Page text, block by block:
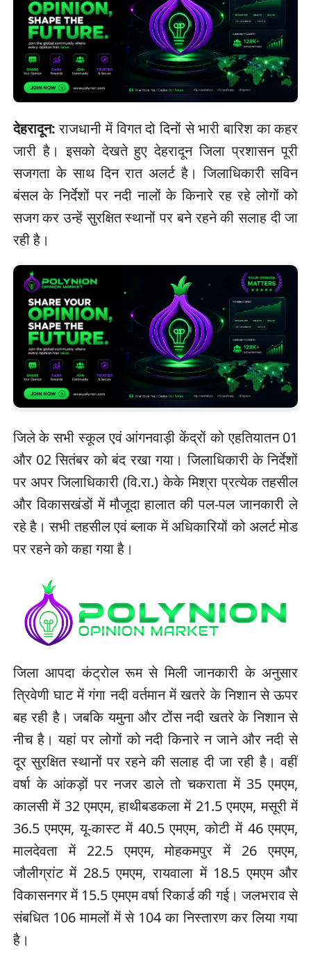
देहरादून:राजधानी में विगत दो दिनों से भारी बारिश का कहर
जारी है। इसको देखते हुए देहरादून जिला प्रशासन पूरी
सजगता के साथ दिन रात अलर्ट है। जिलाधिकारी सविन
बंसल के निर्देशों पर नदी नालों के किनारे रह रहे लोगों को
सजग कर उन्हें सुरक्षित स्थानों पर बने रहने की सलाह दी जा
रही है।
जिले के सभी स्कूल एवं आंगनवाड़ी केंद्रों को एहतियातन 01
और 02 सितंबर को बंद रखा गया। जिलाधिकारी के निर्देशों
पर अपर जिलाधिकारी (वि.रा.) केके मिश्रा प्रत्येक तहसील
और विकासखंडों में मौजूदा हालात की पल-पल जानकारी ले
रहे है। सभी तहसील एवं ब्लाक में अधिकारियों को अलर्ट मोड
पर रहने को कहा गया है।
जिला आपदा कंट्रोल रूम से मिली जानकारी के अनुसार
त्रिवेणी घाट में गंगा नदी वर्तमान में खतरे के निशान से ऊपर
बह रही है। जबकि यमुना और टोंस नदी खतरे के निशान से
नीच है। यहां पर लोगों को नदी किनारे न जाने और नदी से
दूर सुरक्षित स्थानों पर रहने की सलाह दी जा रही है। वहीं
वर्षा के आंकड़ों पर नजर डाले तो चकराता में 35 एमएम,
कालसी में 32 एमएम, हाथीबडकला में 21.5 एमएम, मसूरी में
36.5 एमएम, यू-कास्ट में 40.5 एमएम, कोटी में 46 एमएम,
मालदेवता में 22.5 एमएम, मोहकमपुर में 26 एमएम,
जौलीग्रांट में 28.5 एमएम, रायवाला में 18.5 एमएम और
विकासनगर में 15.5 एमएम वर्षा रिकार्ड की गई। जलभराव से
संबधित 106 मामलों में से 104 का निस्तारण कर लिया गया
है।